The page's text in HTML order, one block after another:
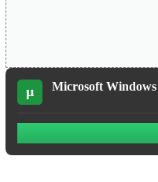
µ Microsoft